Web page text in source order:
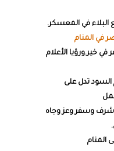
البلاء في المعسكر.
في المنام
خير.ورؤيا الأعلام
السود تدل على
شرف وسفر وعز وجاه
المنام